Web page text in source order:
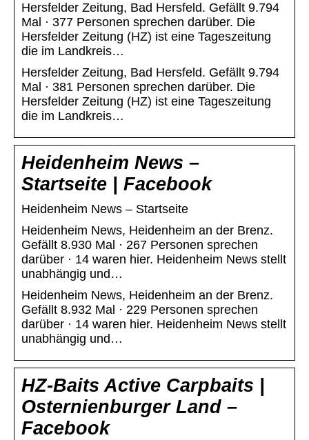
Hersfelder Zeitung, Bad Hersfeld. Gefällt 9.794
Mal · 377 Personen sprechen darüber. Die
Hersfelder Zeitung (HZ) ist eine Tageszeitung
die im Landkreis…
Hersfelder Zeitung, Bad Hersfeld. Gefällt 9.794
Mal · 381 Personen sprechen darüber. Die
Hersfelder Zeitung (HZ) ist eine Tageszeitung
die im Landkreis…
Heidenheim News –
Startseite | Facebook
Heidenheim News – Startseite
Heidenheim News, Heidenheim an der Brenz.
Gefällt 8.930 Mal · 267 Personen sprechen
darüber · 14 waren hier. Heidenheim News stellt
unabhängig und…
Heidenheim News, Heidenheim an der Brenz.
Gefällt 8.932 Mal · 229 Personen sprechen
darüber · 14 waren hier. Heidenheim News stellt
unabhängig und…
HZ-Baits Active Carpbaits |
Osternienburger Land –
Facebook